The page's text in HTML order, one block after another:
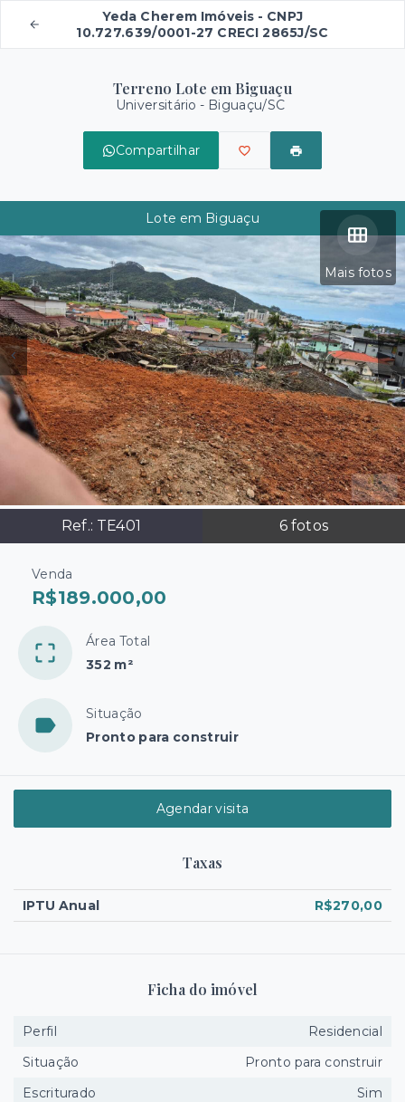
Yeda Cherem Imóveis - CNPJ
10.727.639/0001-27 CRECI 2865J/SC
Terreno Lote em Biguaçu
Universitário - Biguaçu/SC
Compartilhar
Mais fotos
Ref.: TE401 6 fotos
Lote em Biguaçu
Venda
R$189.000,00
Área Total
352 m²
Situação
Pronto para construir
Agendar visita
Taxas
IPTU Anual R$270,00
Ficha do imóvel
Perfil
Residencial
Situação
Pronto para construir
Escriturado
Sim